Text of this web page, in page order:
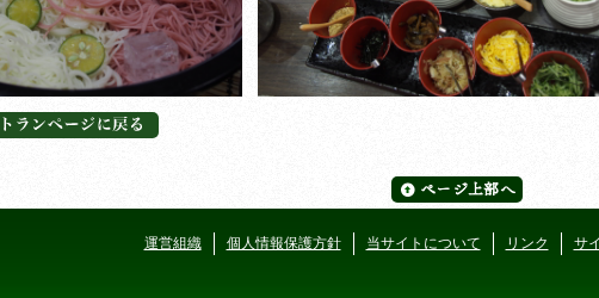
運営組織 個人情報保護方針 当サイトについて リンク サ